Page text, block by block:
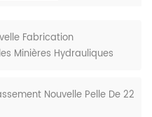
Fabrication
Minières Hydrauliques
Nouvelle Pelle De 22